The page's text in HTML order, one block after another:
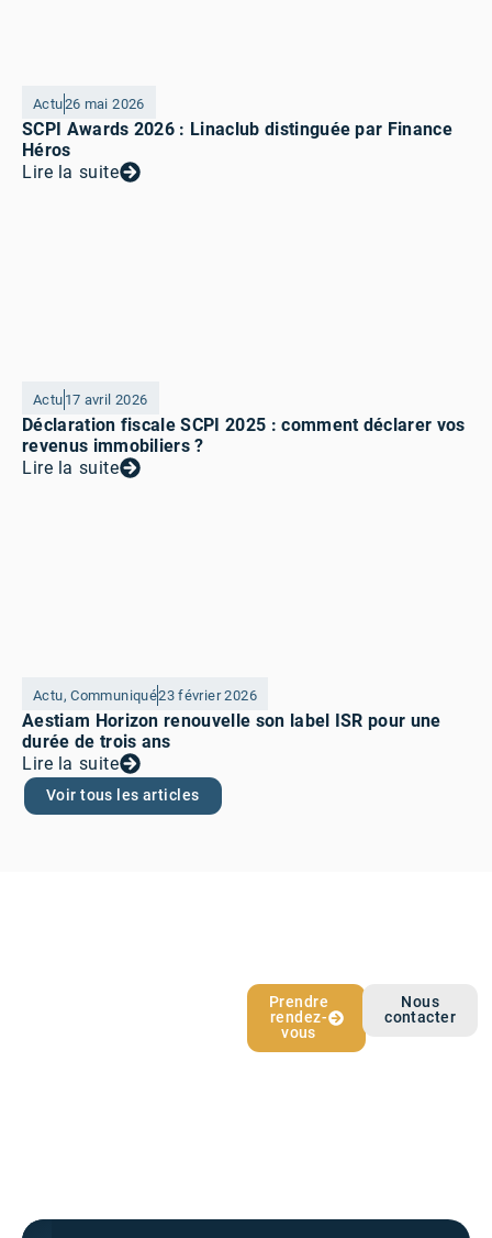
Voir tous les articles
Actu26 mai 2026
SCPI Awards 2026 : Linaclub distinguée par Finance
Héros
Lire la suite
Actu 17 avril 2026
Déclaration fiscale SCPI 2025 : comment déclarer vos
revenus immobiliers ?
Lire la suite
Actu,Communiqué23 février 2026
Aestiam Horizon renouvelle son label ISR pour une
durée de trois ans
Lire la suite
Prendre
rendez-
vous
Nous
contacter